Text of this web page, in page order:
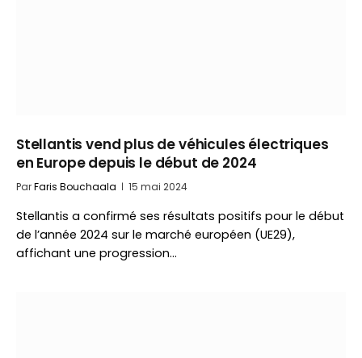
Stellantis vend plus de véhicules électriques
en Europe depuis le début de 2024
ParFaris Bouchaala 15 mai 2024
Stellantis a confirmé ses résultats positifs pour le début
de l’année 2024 sur le marché européen (UE29),
affichant une progression…